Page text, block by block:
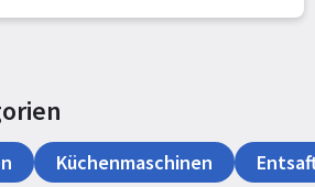
Küchenmaschinen